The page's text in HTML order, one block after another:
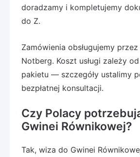
doradzamy i kompletujemy
do Z.
Zamówienia obsługujemy
Notberg. Koszt usługi zależy
pakietu — szczegóły ustalimy
bezpłatnej konsultacji.
Czy Polacy
Gwinei Równikowej?
Tak, wiza do Gwinei